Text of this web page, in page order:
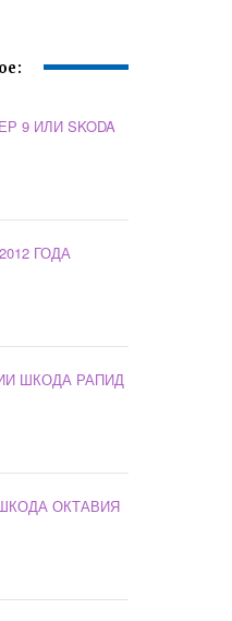
9 ИЛИ SKODA
ГОДА
ШКОДА РАПИД
ОКТАВИЯ